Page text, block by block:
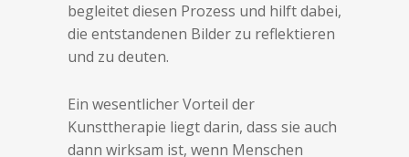
begleitet diesen Prozess und hilft dabei,
die entstandenen Bilder zu reflektieren
und zu deuten.
Ein wesentlicher Vorteil der
Kunsttherapie liegt darin, dass sie auch
dann wirksam ist, wenn Menschen